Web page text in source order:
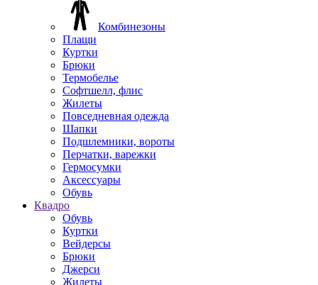
Комбинезоны
Плащи
Куртки
Брюки
Термобелье
Софтшелл, флис
Жилеты
Повседневная одежда
Шапки
Подшлемники, вороты
Перчатки, варежки
Гермосумки
Аксессуары
Обувь
Квадро
Обувь
Куртки
Вейдерсы
Брюки
Джерси
Жилеты